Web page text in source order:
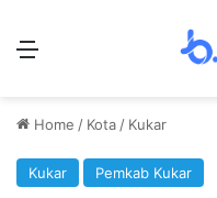
Menu
Home / Kota / Kukar
Kukar Pemkab Kukar